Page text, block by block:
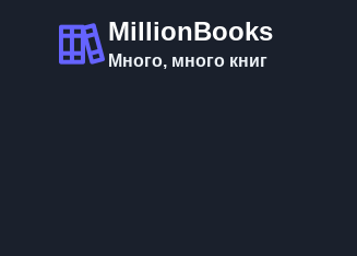
содержимому
MillionBooks
Много, много книг